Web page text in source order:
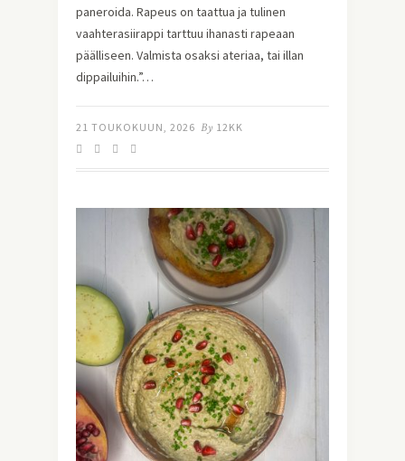
paneroida. Rapeus on taattua ja tulinen
vaahterasiirappi tarttuu ihanasti rapeaan
päälliseen. Valmista osaksi ateriaa, tai illan
dippailuihin.”…
21 TOUKOKUUN, 2026 By 12KK